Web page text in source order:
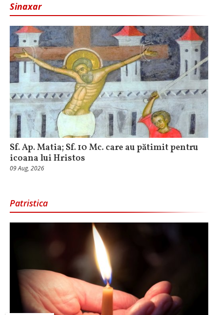
Sinaxar
Sf. Ap. Matia; Sf. 10 Mc. care au pătimit pentru
icoana lui Hristos
09 Aug, 2026
Patristica